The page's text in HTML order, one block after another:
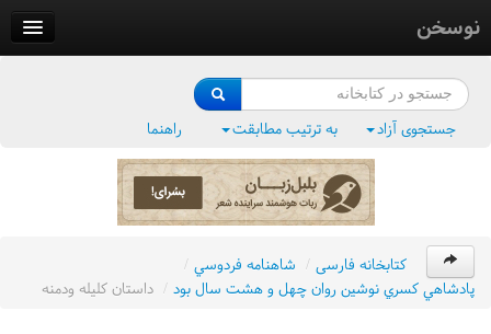
نوسخن
فرهنگ واژگان
جستجوی آزاد به ترتیب مطابقت راهنما
کتابخانه فارسی / شاهنامه فردوسي /
پادشاهي کسري نوشين روان چهل و هشت سال بود / داستان کليله ودمنه